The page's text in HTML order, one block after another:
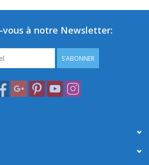
vous à notre Newsletter:
S'ABONNER